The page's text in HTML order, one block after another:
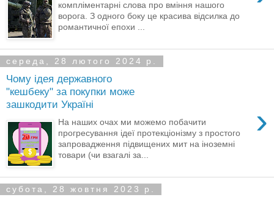
компліментарні слова про вміння нашого
ворога. З одного боку це красива відсилка до
романтичної епохи ...
середа, 28 лютого 2024 р.
Чому ідея державного
"кешбеку" за покупки може
зашкодити Україні
›
На наших очах ми можемо побачити
прогресування ідеї протекціонізму з простого
запровадження підвищених мит на іноземні
товари (чи взагалі за...
субота, 28 жовтня 2023 р.